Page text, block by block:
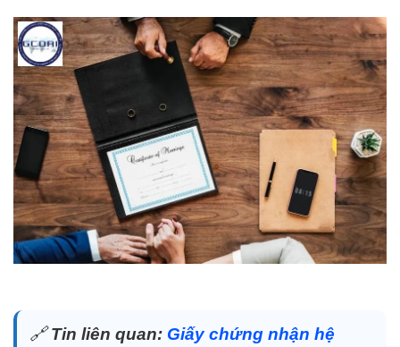
🔗Tin liên quan: Giấy chứng nhận hệ